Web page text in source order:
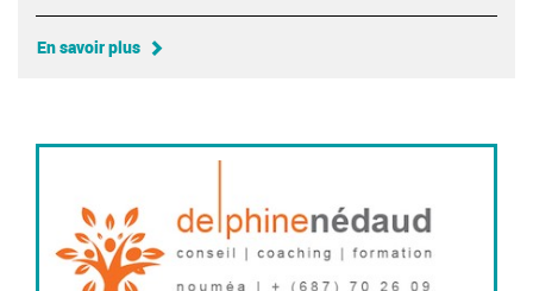
En savoir plus